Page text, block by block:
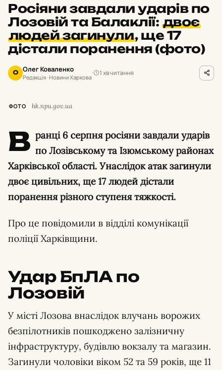
Росіяни завдали ударів по
Лозовій та Балаклії: двоє
людей загинули,ще 17
дістали поранення (фото)
О Олег Коваленко
Редакція · Новини Харкова
1 хв читання
ФОТО hk.npu.gov.ua
В ранці 6 серпня росіяни завдали ударів
по Лозівському та Ізюмському районах
Харківської області. Унаслідок атак загинули
двоє цивільних, ще 17 людей дістали
поранення різного ступеня тяжкості.
Про це повідомили в відділі комунікації
поліції Харківщини.
Удар БпЛА по
Лозовій
У місті Лозова внаслідок влучань ворожих
безпілотників пошкоджено залізничну
інфраструктуру, будівлю вокзалу та магазин.
Загинули чоловіки віком 52 та 59 років, ще 11